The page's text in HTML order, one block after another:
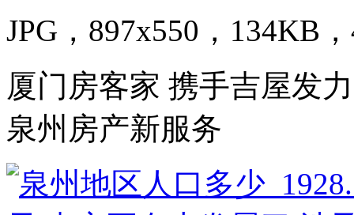
JPG，897x550，134KB
厦门房客家 携手吉屋发
泉州房产新服务